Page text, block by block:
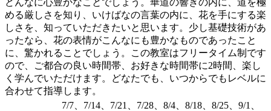
める厳しさを知り、いけばなの言葉の内に、花を手にする楽
しさを、知っていただきたいと思います。少し基礎技術があ
ったなら、花の表情がこんなにも豊かなものであったこと
に、驚かれることでしょう。この教室はフリータイム制です
ので、ご都合の良い時間帯、お好きな時間帯に2時間、楽し
く学んでいただけます。どなたでも、いつからでもレベルに
合わせて指導します。
7/7、7/14、7/21、7/28、8/4、8/18、8/25、9/1、